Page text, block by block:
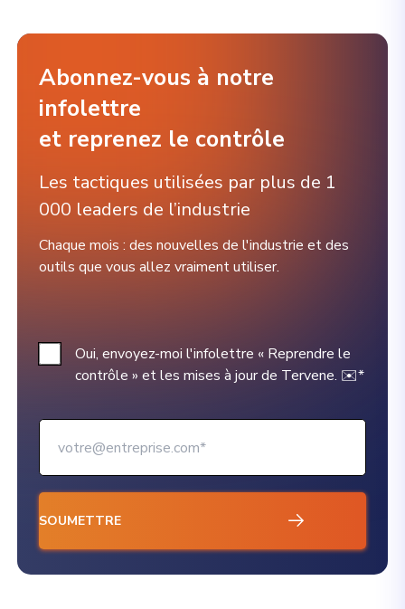
Abonnez-vous à notre
infolettre
et reprenez le contrôle
Les tactiques utilisées par plus de 1
000 leaders de l’industrie
Chaque mois : des nouvelles de l'industrie et des
outils que vous allez vraiment utiliser.
Oui, envoyez-moi l'infolettre « Reprendre le
contrôle » et les mises à jour de Tervene. ✉️*